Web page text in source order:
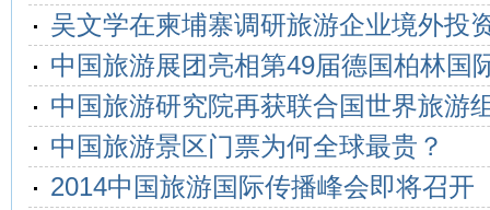
吴文学在柬埔寨调研旅游企业境外投
中国旅游展团亮相第49届德国柏林国
中国旅游研究院再获联合国世界旅游
中国旅游景区门票为何全球最贵？
2014中国旅游国际传播峰会即将召开